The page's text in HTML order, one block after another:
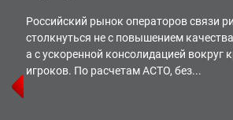
Российский рынок операторов связи
столкнуться не с повышением
а с ускоренной консолидацией вокруг
игроков. По расчетам АСТО, без...